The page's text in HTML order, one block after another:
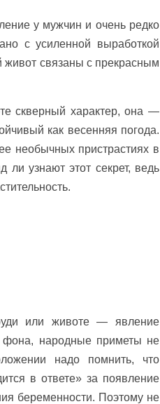
у мужчин и очень редко
с усиленной выработкой
живот связаны с прекрасным
скверный характер, она —
как весенняя погода.
необычных пристрастиях в
узнают этот секрет, ведь
или животе — явление
фона, народные приметы не
надо помнить, что
в ответе» за появление
беременности. Поэтому не